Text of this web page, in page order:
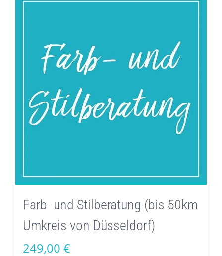
Farb- und Stilberatung (bis 50km
Umkreis von Düsseldorf)
249,00 €